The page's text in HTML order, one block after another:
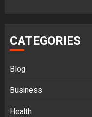
CATEGORIES
Blog
Business
Health